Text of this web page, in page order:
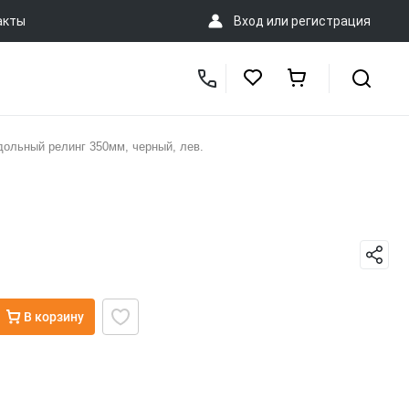
Вход или регистрация
релинг 350мм, черный, лев.
В корзину